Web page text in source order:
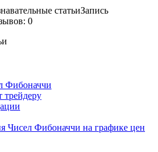
статьиЗапись
0
Фибоначчи
трейдеру
Чисел Фибоначчи на графике цен